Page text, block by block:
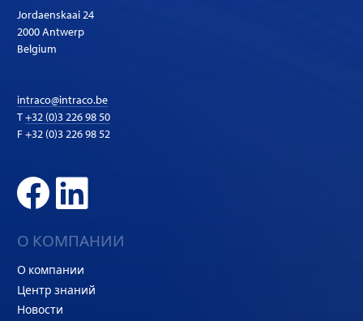
Jordaenskaai 24
2000 Antwerp
Belgium
intraco@intraco.be
T+32 (0)3 226 98 50
F +32 (0)3 226 98 52
О КОМПАНИИ
О компании
Центр знаний
Новости